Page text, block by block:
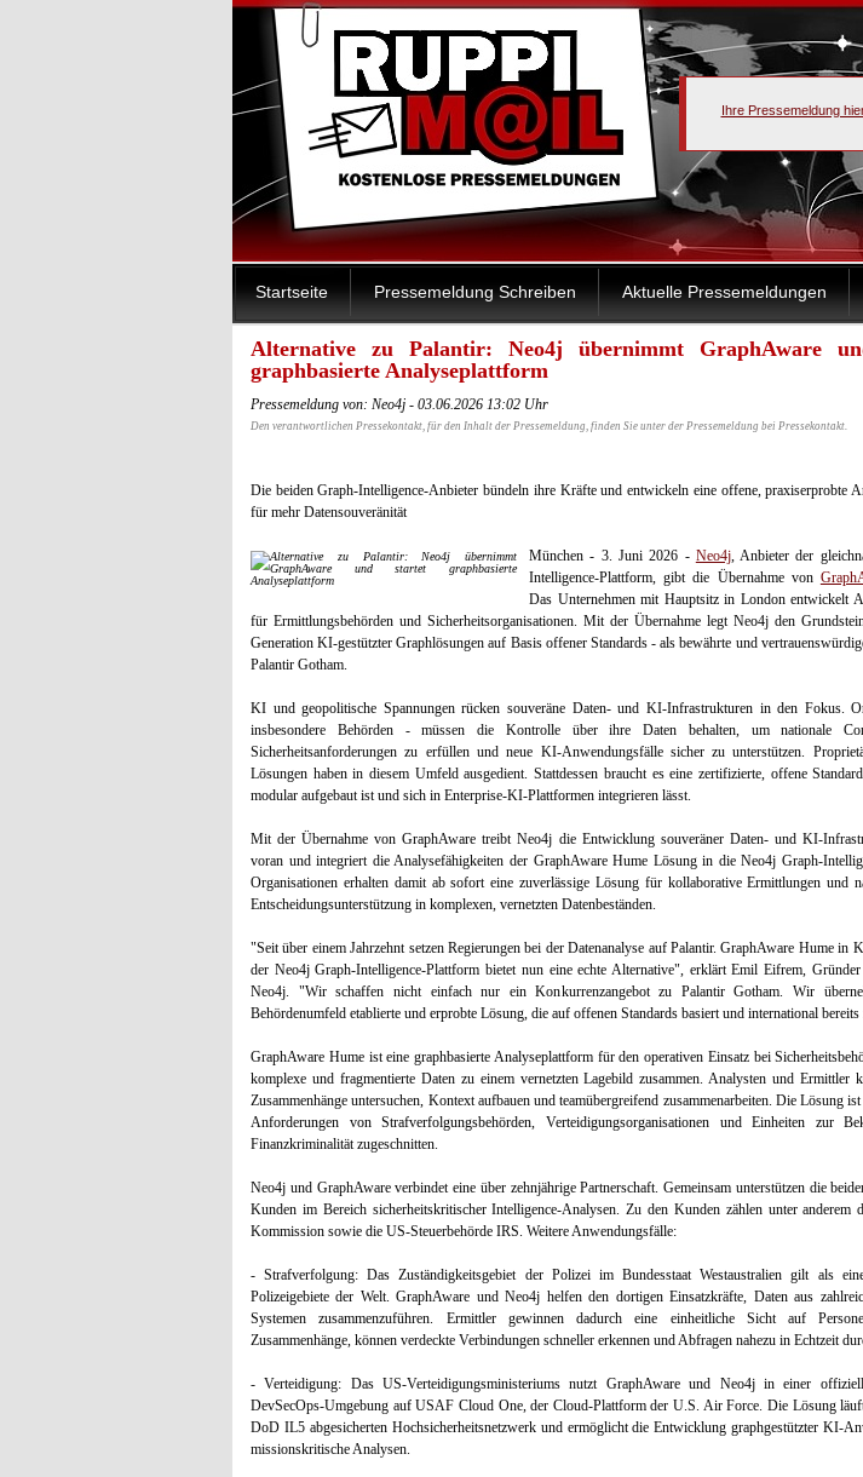
Ihre Pressemeldung
Startseite Pressemeldung Schreiben Aktuelle Pressemeldungen
Alternative zu Palantir: Neo4j übernimmt GraphAware
graphbasierte Analyseplattform
Pressemeldung von: Neo4j - 03.06.2026 13:02 Uhr
Den verantwortlichen Pressekontakt, für den Inhalt der Pressemeldung, finden Sie unter der Pressemeldung bei Pressekontakt.
Die beiden Graph-Intelligence-Anbieter bündeln ihre Kräfte und entwickeln eine offene, praxiserprobte
für mehr Datensouveränität
München - 3. Juni 2026 - Neo4j, Anbieter der
Intelligence-Plattform, gibt die Übernahme von
Das Unternehmen mit Hauptsitz in London entwickelt
für Ermittlungsbehörden und Sicherheitsorganisationen. Mit der Übernahme legt Neo4j den
Generation KI-gestützter Graphlösungen auf Basis offener Standards - als bewährte und
Palantir Gotham.
KI und geopolitische Spannungen rücken souveräne Daten- und KI-Infrastrukturen in den Fokus.
insbesondere Behörden - müssen die Kontrolle über ihre Daten behalten, um nationale
Sicherheitsanforderungen zu erfüllen und neue KI-Anwendungsfälle sicher zu unterstützen.
Lösungen haben in diesem Umfeld ausgedient. Stattdessen braucht es eine zertifizierte, offene
modular aufgebaut ist und sich in Enterprise-KI-Plattformen integrieren lässt.
Mit der Übernahme von GraphAware treibt Neo4j die Entwicklung souveräner Daten- und KI-
voran und integriert die Analysefähigkeiten der GraphAware Hume Lösung in die Neo4j Graph-
Organisationen erhalten damit ab sofort eine zuverlässige Lösung für kollaborative Ermittlungen und
Entscheidungsunterstützung in komplexen, vernetzten Datenbeständen.
"Seit über einem Jahrzehnt setzen Regierungen bei der Datenanalyse auf Palantir. GraphAware Hume in
der Neo4j Graph-Intelligence-Plattform bietet nun eine echte Alternative", erklärt Emil Eifrem,
Neo4j. "Wir schaffen nicht einfach nur ein Konkurrenzangebot zu Palantir Gotham. Wir
Behördenumfeld etablierte und erprobte Lösung, die auf offenen Standards basiert und international
GraphAware Hume ist eine graphbasierte Analyseplattform für den operativen Einsatz bei
komplexe und fragmentierte Daten zu einem vernetzten Lagebild zusammen. Analysten und Ermittler
Zusammenhänge untersuchen, Kontext aufbauen und teamübergreifend zusammenarbeiten. Die Lösung
Anforderungen von Strafverfolgungsbehörden, Verteidigungsorganisationen und Einheiten zur
Finanzkriminalität zugeschnitten.
Neo4j und GraphAware verbindet eine über zehnjährige Partnerschaft. Gemeinsam unterstützen die
Kunden im Bereich sicherheitskritischer Intelligence-Analysen. Zu den Kunden zählen unter anderem
Kommission sowie die US-Steuerbehörde IRS. Weitere Anwendungsfälle:
- Strafverfolgung: Das Zuständigkeitsgebiet der Polizei im Bundesstaat Westaustralien gilt als
Polizeigebiete der Welt. GraphAware und Neo4j helfen den dortigen Einsatzkräfte, Daten aus
Systemen zusammenzuführen. Ermittler gewinnen dadurch eine einheitliche Sicht auf
Zusammenhänge, können verdeckte Verbindungen schneller erkennen und Abfragen nahezu in Echtzeit
- Verteidigung: Das US-Verteidigungsministeriums nutzt GraphAware und Neo4j in einer
DevSecOps-Umgebung auf USAF Cloud One, der Cloud-Plattform der U.S. Air Force. Die Lösung
DoD IL5 abgesicherten Hochsicherheitsnetzwerk und ermöglicht die Entwicklung graphgestützter KI-
missionskritische Analysen.